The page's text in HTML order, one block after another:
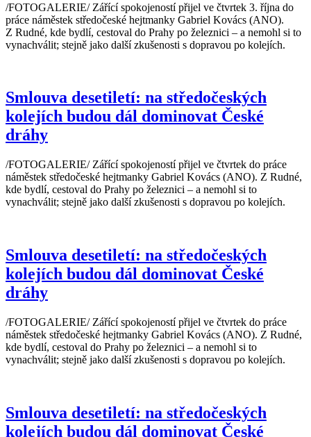
/FOTOGALERIE/ Zářící spokojeností přijel ve čtvrtek 3. října do
práce náměstek středočeské hejtmanky Gabriel Kovács (ANO).
Z Rudné, kde bydlí, cestoval do Prahy po železnici – a nemohl si to
vynachválit; stejně jako další zkušenosti s dopravou po kolejích.
Smlouva desetiletí: na středočeských
kolejích budou dál dominovat České
dráhy
/FOTOGALERIE/ Zářící spokojeností přijel ve čtvrtek do práce
náměstek středočeské hejtmanky Gabriel Kovács (ANO). Z Rudné,
kde bydlí, cestoval do Prahy po železnici – a nemohl si to
vynachválit; stejně jako další zkušenosti s dopravou po kolejích.
Smlouva desetiletí: na středočeských
kolejích budou dál dominovat České
dráhy
/FOTOGALERIE/ Zářící spokojeností přijel ve čtvrtek do práce
náměstek středočeské hejtmanky Gabriel Kovács (ANO). Z Rudné,
kde bydlí, cestoval do Prahy po železnici – a nemohl si to
vynachválit; stejně jako další zkušenosti s dopravou po kolejích.
Smlouva desetiletí: na středočeských
kolejích budou dál dominovat České